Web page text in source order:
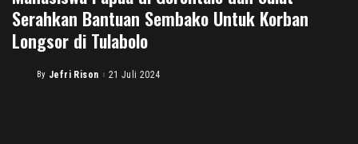
Serahkan Bantuan Sembako Untuk Korban
Longsor di Tulabolo
Posted
By Jefri Rison 21 Juli 2024